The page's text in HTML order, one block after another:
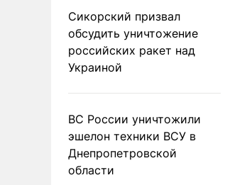
Сикорский призвал
обсудить уничтожение
российских ракет над
Украиной
ВС России уничтожили
эшелон техники ВСУ в
Днепропетровской
области